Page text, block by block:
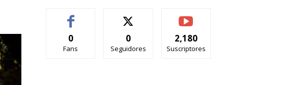
0
Fans
0
Seguidores
2,180
Suscriptores